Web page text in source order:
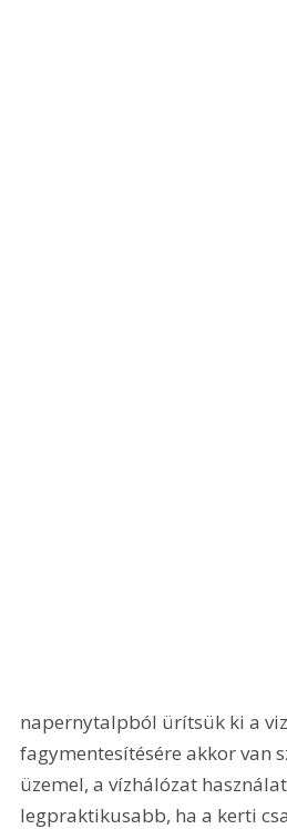
napernytalpból ürítsük ki a
fagymentesítésére akkor van
üzemel, a vízhálózat
legpraktikusabb, ha a kerti